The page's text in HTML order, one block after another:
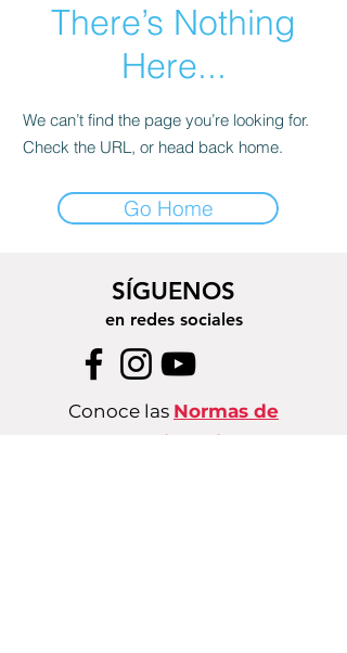
There’s Nothing
Here...
We can’t find the page you’re looking for.
Check the URL, or head back home.
Go Home
SÍGUENOS
en redes sociales
Conoce las Normas de